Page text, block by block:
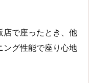
店で座ったとき、他
ング性能で座り心地